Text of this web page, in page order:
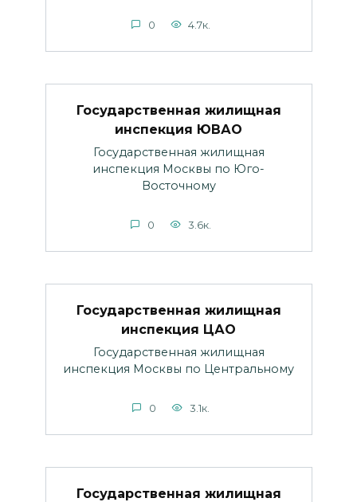
0 4.7к.
Государственная жилищная
инспекция ЮВАО
Государственная жилищная
инспекция Москвы по Юго-
Восточному
0 3.6к.
Государственная жилищная
инспекция ЦАО
Государственная жилищная
инспекция Москвы по Центральному
0 3.1к.
Государственная жилищная